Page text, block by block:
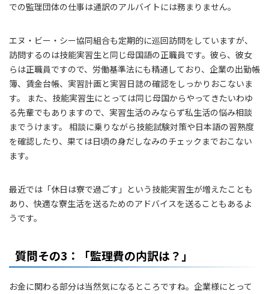
での監理団体の仕事は通訳のアルバイトには務まりません。
エヌ・ビー・シー協同組合も定期的に巡回訪問をしていますが、
訪問するのは技能実習生と同じ母国語の正職員です。彼ら、彼女
らは正職員ですので、労働基準法にも精通しており、企業の出勤帳
簿、賃金台帳、実習計画と実習日誌の確認をしっかりおこないま
す。 また、技能実習生にとっては同じ母国からやってきたいわゆ
る先輩でもありますので、実習生活のみならず私生活の悩み相談
までうけます。 相談に乗りながら技能試験対策や日本語の習熟度
を確認したり、果ては日頃の身だしなみのチェックまでおこない
ます。
最近では「休日は寮で過ごす」という技能実習生が増えたことも
あり、快適な寮生活を送るためのアドバイスを送ることもあるよ
うです。
質問その3：「監理費の内訳は？」
お金に関わる部分は当然気になるところですね。企業様にとって